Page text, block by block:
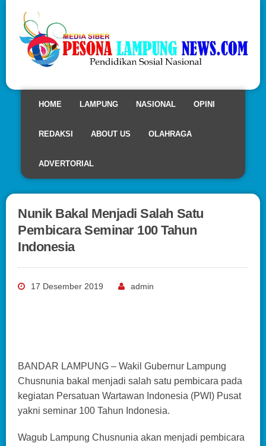
HOME LAMPUNG NASIONAL OPINI
REDAKSI ABOUT US OLAHRAGA
ADVERTORIAL
Nunik Bakal Menjadi Salah Satu
Pembicara Seminar 100 Tahun
Indonesia
17 Desember 2019 admin
BANDAR LAMPUNG – Wakil Gubernur Lampung
Chusnunia bakal menjadi salah satu pembicara pada
kegiatan Persatuan Wartawan Indonesia (PWI) Pusat
yakni seminar 100 Tahun Indonesia.
Wagub Lampung Chusnunia akan menjadi pembicara